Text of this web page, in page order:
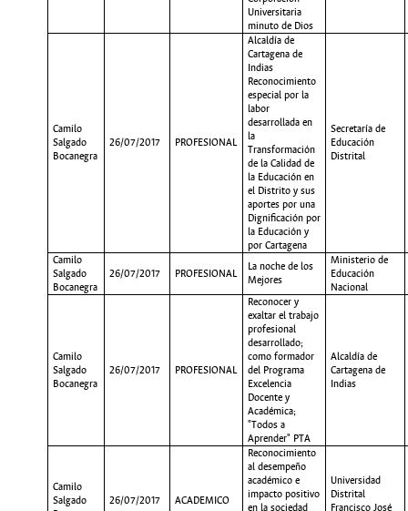
Universitaria
minuto de Dios
Camilo
Salgado
Bocanegra
26/07/2017 PROFESIONAL
Alcaldía de
Cartagena de
Indias
Reconocimiento
especial por la
labor
desarrollada en
la
Transformación
de la Calidad de
la Educación en
el Distrito y sus
aportes por una
Dignificación por
la Educación y
por Cartagena
Secretaría de
Educación
Distrital
Camilo
Salgado
Bocanegra
26/07/2017 PROFESIONAL
La noche de los
Mejores
Ministerio de
Educación
Nacional
Camilo
Salgado
Bocanegra
26/07/2017 PROFESIONAL
Reconocer y
exaltar el trabajo
profesional
desarrollado;
como formador
del Programa
Excelencia
Docente y
Académica;
"Todos a
Aprender" PTA
Alcaldía de
Cartagena de
Indias
Camilo
Salgado
26/07/2017 ACADEMICO
Reconocimiento
al desempeño
académico e
impacto positivo
en la sociedad
Universidad
Distrital
Francisco José